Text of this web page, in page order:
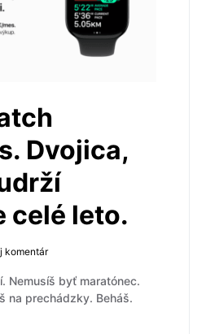
Dvojica,
celé leto.
komentár
Nemusíš byť maratónec.
na prechádzky. Beháš.